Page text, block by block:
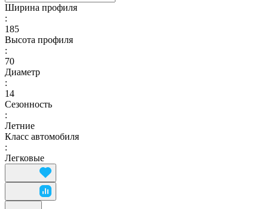
Ширина профиля
:
185
Высота профиля
:
70
Диаметр
:
14
Сезонность
:
Летние
Класс автомобиля
:
Легковые